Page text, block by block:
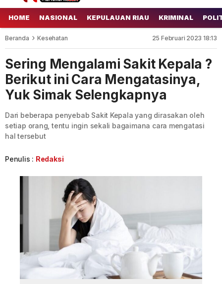
HOME NASIONAL KEPULAUAN RIAU KRIMINAL
Beranda Kesehatan 25 Februari 2023 18:13
Sering Mengalami Sakit Kepala ?
Berikut ini Cara Mengatasinya,
Yuk Simak Selengkapnya
Dari beberapa penyebab Sakit Kepala yang dirasakan oleh
setiap orang, tentu ingin sekali bagaimana cara mengatasi
hal tersebut
Penulis : Redaksi